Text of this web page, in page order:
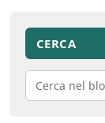
CERCA